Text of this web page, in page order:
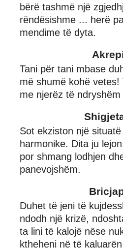
bërë tashmë një
rëndësishme ... herë
mendime të dyta.
Tani për tani mbase
më shumë kohë vetes!
me njerëz të
Sot ekziston një
harmonike. Dita ju
por shmang lodhjen
panevojshëm.
Duhet të jeni të
ndodh një krizë,
ta lini të kalojë nëse
ktheheni në të